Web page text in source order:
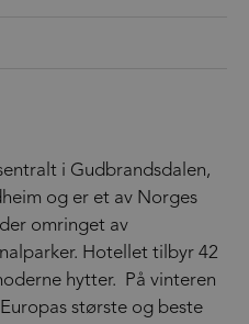
i Gudbrandsdalen,
og er et av Norges
omringet av
Hotellet tilbyr 42
hytter. På vinteren
største og beste